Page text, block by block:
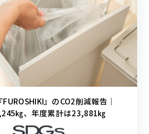
』のCO2削減報告｜
㎏、年度累計は23,881㎏